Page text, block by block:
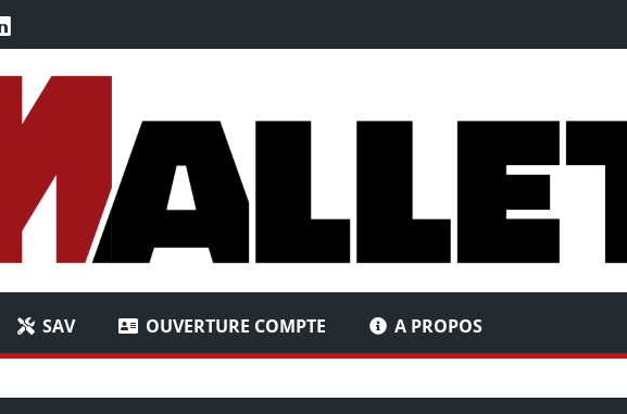
SAV OUVERTURE COMPTE A PROPOS